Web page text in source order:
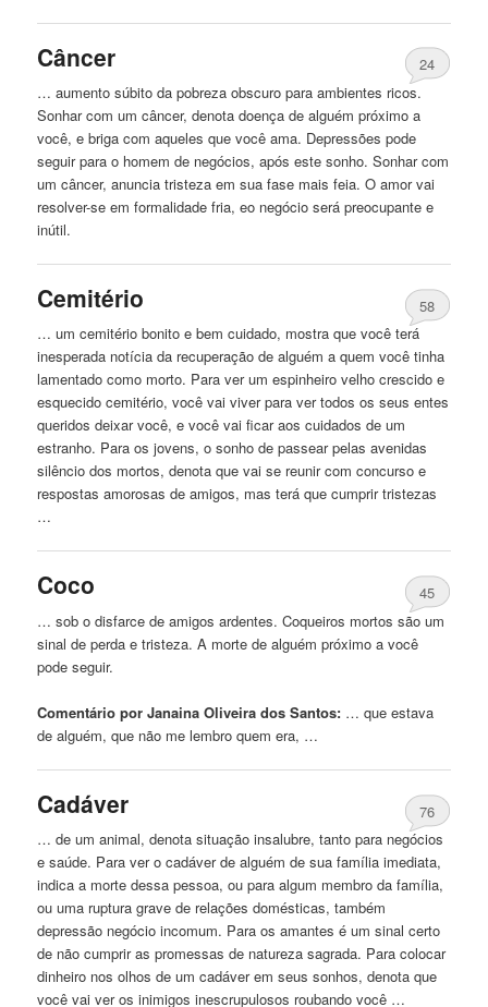
Câncer
24
… aumento súbito da pobreza obscuro para ambientes ricos.
Sonhar com um câncer, denota doença dealguém próximo a
você, e briga com aqueles que você ama. Depressões pode
seguir para o homem de negócios, após este sonho. Sonhar com
um câncer, anuncia tristeza em sua fase mais feia. O amor vai
resolver-se em formalidade fria, eo negócio será preocupante e
inútil.
Cemitério
58
… um cemitério bonito e bem cuidado, mostra que você terá
inesperada notícia da recuperação dealguém a quem você tinha
lamentado como morto. Para ver um espinheiro velho crescido e
esquecido cemitério, você vai viver para ver todos os seus entes
queridos deixar você, e você vai ficar aos cuidados de um
estranho. Para os jovens, o sonho de passear pelas avenidas
silêncio dos mortos, denota que vai se reunir com concurso e
respostas amorosas de amigos, mas terá que cumprir tristezas
…
Coco
45
… sob o disfarce de amigos ardentes. Coqueiros mortos são um
sinal de perda e tristeza. A morte dealguém próximo a você
pode seguir.
Comentário por Janaina Oliveira dos Santos: … que estava
dealguém, que não me lembro quem era, …
Cadáver
76
… de um animal, denota situação insalubre, tanto para negócios
e saúde. Para ver o cadáver dealguém de sua família imediata,
indica a morte dessa pessoa, ou para algum membro da família,
ou uma ruptura grave de relações domésticas, também
depressão negócio incomum. Para os amantes é um sinal certo
de não cumprir as promessas de natureza sagrada. Para colocar
dinheiro nos olhos de um cadáver em seus sonhos, denota que
você vai ver os inimigos inescrupulosos roubando você …